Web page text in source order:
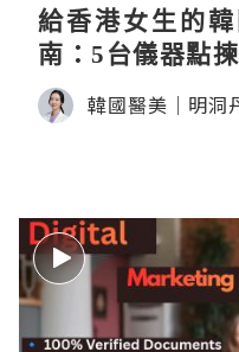
給香港女生的
南：5台儀器點
韓國醫美｜明洞